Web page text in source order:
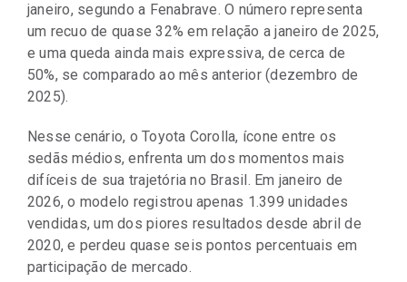
janeiro, segundo a Fenabrave. O número representa
um recuo de quase 32% em relação a janeiro de 2025,
e uma queda ainda mais expressiva, de cerca de
50%, se comparado ao mês anterior (dezembro de
2025).
Nesse cenário, o Toyota Corolla, ícone entre os
sedãs médios, enfrenta um dos momentos mais
difíceis de sua trajetória no Brasil. Em janeiro de
2026, o modelo registrou apenas 1.399 unidades
vendidas, um dos piores resultados desde abril de
2020, e perdeu quase seis pontos percentuais em
participação de mercado.